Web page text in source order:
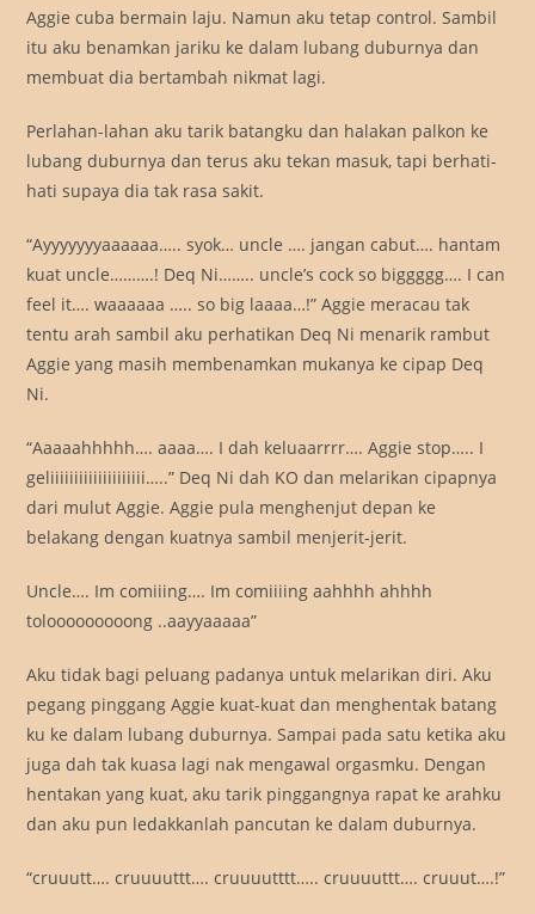
Aggie cuba bermain laju. Namun aku tetap control. Sambil
itu aku benamkan jariku ke dalam lubang duburnya dan
membuat dia bertambah nikmat lagi.
Perlahan-lahan aku tarik batangku dan halakan palkon ke
lubang duburnya dan terus aku tekan masuk, tapi berhati-
hati supaya dia tak rasa sakit.
“Ayyyyyyyaaaaaa….. syok… uncle …. jangan cabut…. hantam
kuat uncle……….! Deq Ni…….. uncle’s cock so biggggg…. I can
feel it…. waaaaaa ….. so big laaaa…!” Aggie meracau tak
tentu arah sambil aku perhatikan Deq Ni menarik rambut
Aggie yang masih membenamkan mukanya ke cipap Deq
Ni.
“Aaaaahhhhh…. aaaa…. I dah keluaarrrr…. Aggie stop….. I
geliiiiiiiiiiiiiiiiiiii…..” Deq Ni dah KO dan melarikan cipapnya
dari mulut Aggie. Aggie pula menghenjut depan ke
belakang dengan kuatnya sambil menjerit-jerit.
Uncle…. Im comiiing…. Im comiiiing aahhhh ahhhh
tolooooooooong ..aayyaaaaa”
Aku tidak bagi peluang padanya untuk melarikan diri. Aku
pegang pinggang Aggie kuat-kuat dan menghentak batang
ku ke dalam lubang duburnya. Sampai pada satu ketika aku
juga dah tak kuasa lagi nak mengawal orgasmku. Dengan
hentakan yang kuat, aku tarik pinggangnya rapat ke arahku
dan aku pun ledakkanlah pancutan ke dalam duburnya.
“cruuutt…. cruuuuttt…. cruuuutttt….. cruuuuttt…. cruuut….!”